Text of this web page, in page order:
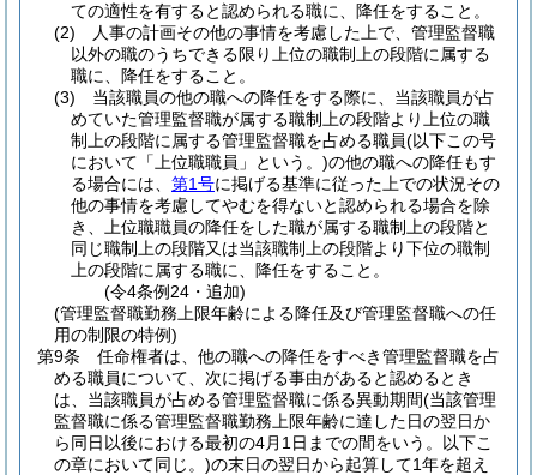
ての適性を有すると認められる職に、降任をすること。
(2)
人事の計画その他の事情を考慮した上で、管理監督職
以外の職のうちできる限り上位の職制上の段階に属する
職に、降任をすること。
(3)
当該職員の他の職への降任をする際に、当該職員が占
めていた管理監督職が属する職制上の段階より上位の職
制上の段階に属する管理監督職を占める職員(以下この号
において「上位職職員」という。)の他の職への降任もす
る場合には、 第1号に掲げる基準に従った上での状況その
他の事情を考慮してやむを得ないと認められる場合を除
き、上位職職員の降任をした職が属する職制上の段階と
同じ職制上の段階又は当該職制上の段階より下位の職制
上の段階に属する職に、降任をすること。
(令4条例24・追加)
(管理監督職勤務上限年齢による降任及び管理監督職への任
用の制限の特例)
第9条
任命権者は、他の職への降任をすべき管理監督職を占
める職員について、次に掲げる事由があると認めるとき
は、当該職員が占める管理監督職に係る異動期間(当該管理
監督職に係る管理監督職勤務上限年齢に達した日の翌日か
ら同日以後における最初の4月1日までの間をいう。以下こ
の章において同じ。)の末日の翌日から起算して1年を超え